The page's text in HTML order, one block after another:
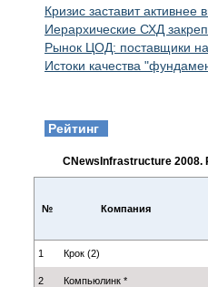
Кризис заставит
Иерархические СХД
Рынок ЦОД: поставщики
Истоки качества
Рейтинг
CNewsInfrastructure 2008.
№ Компания
1 Крок (2)
2 Компьюлинк *